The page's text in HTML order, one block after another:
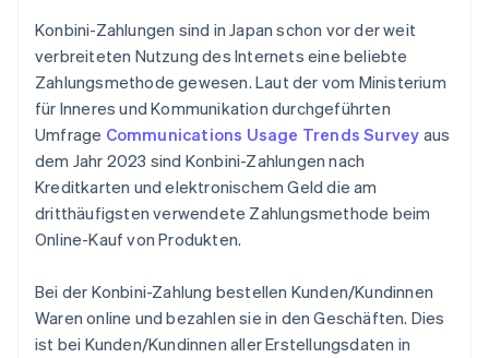
Konbini-Zahlungen sind in Japan schon vor der weit
verbreiteten Nutzung des Internets eine beliebte
Zahlungsmethode gewesen. Laut der vom Ministerium
für Inneres und Kommunikation durchgeführten
Umfrage Communications Usage Trends Survey aus
dem Jahr 2023 sind Konbini-Zahlungen nach
Kreditkarten und elektronischem Geld die am
dritthäufigsten verwendete Zahlungsmethode beim
Online-Kauf von Produkten.
Bei der Konbini-Zahlung bestellen Kunden/Kundinnen
Waren online und bezahlen sie in den Geschäften. Dies
ist bei Kunden/Kundinnen aller Erstellungsdaten in